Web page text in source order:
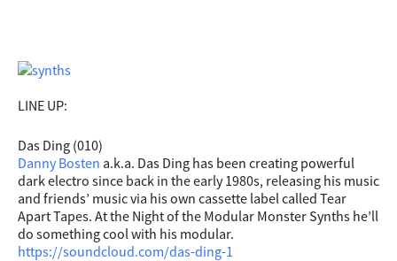
LINE UP:
Das Ding (010)
Danny Bosten a.k.a. Das Ding has been creating powerful
dark electro since back in the early 1980s, releasing his music
and friends’ music via his own cassette label called Tear
Apart Tapes. At the Night of the Modular Monster Synths he’ll
do something cool with his modular.
https://soundcloud.com/das-ding-1